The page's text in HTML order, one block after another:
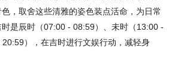
，取舍这些清雅的姿色装点活命，为日常
是辰时（07:00 - 08:59）、未时（13:00 -
），在吉时进行文娱行动，减轻身